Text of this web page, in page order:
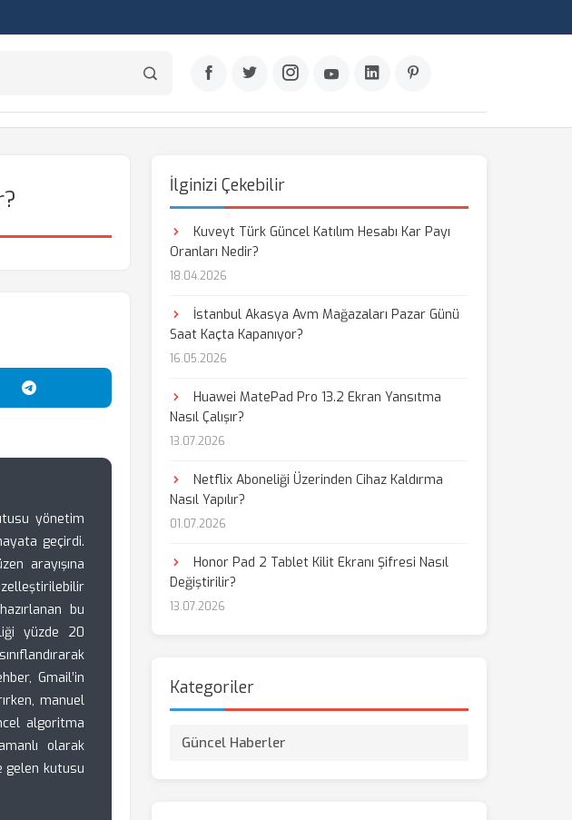
Telegram'da Paylaş
yönetim
geçirdi.
arayışına
bu
yüzde 20
Gmail’in
manuel
algoritma
olarak
gelen kutusu
İlginizi Çekebilir
Kuveyt Türk Güncel Katılım Hesabı Kar Payı
Oranları Nedir?
18.04.2026
İstanbul Akasya Avm Mağazaları Pazar Günü
Saat Kaçta Kapanıyor?
16.05.2026
Huawei MatePad Pro 13.2 Ekran Yansıtma
Nasıl Çalışır?
13.07.2026
Netflix Aboneliği Üzerinden Cihaz Kaldırma
Nasıl Yapılır?
01.07.2026
Honor Pad 2 Tablet Kilit Ekranı Şifresi Nasıl
Değiştirilir?
13.07.2026
Kategoriler
Güncel Haberler